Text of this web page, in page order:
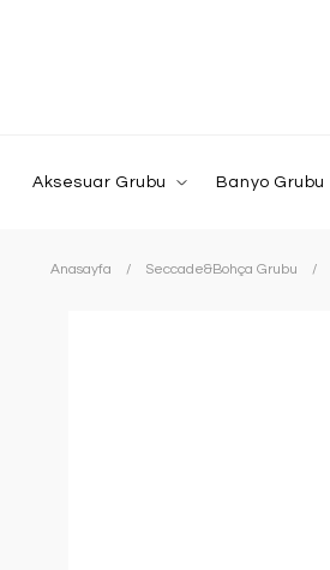
Aksesuar Grubu Banyo Grubu
Anasayfa Seccade&Bohça Grubu